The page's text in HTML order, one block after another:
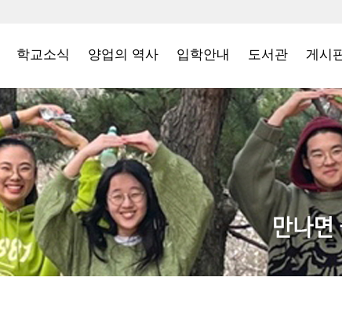
학교소식 양업의 역사 입학안내 도서관 게시